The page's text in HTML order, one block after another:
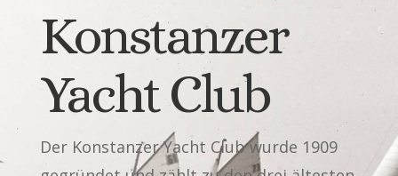
Konstanzer
Yacht Club
Der Konstanzer Yacht Club wurde 1909